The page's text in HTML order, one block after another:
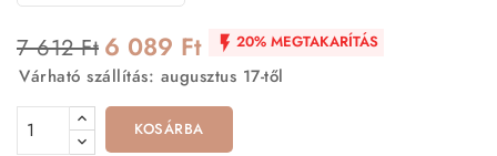
7 612 Ft 6 089 Ft  20% MEGTAKARÍTÁS
Várható szállítás: augusztus 17-től
KOSÁRBA